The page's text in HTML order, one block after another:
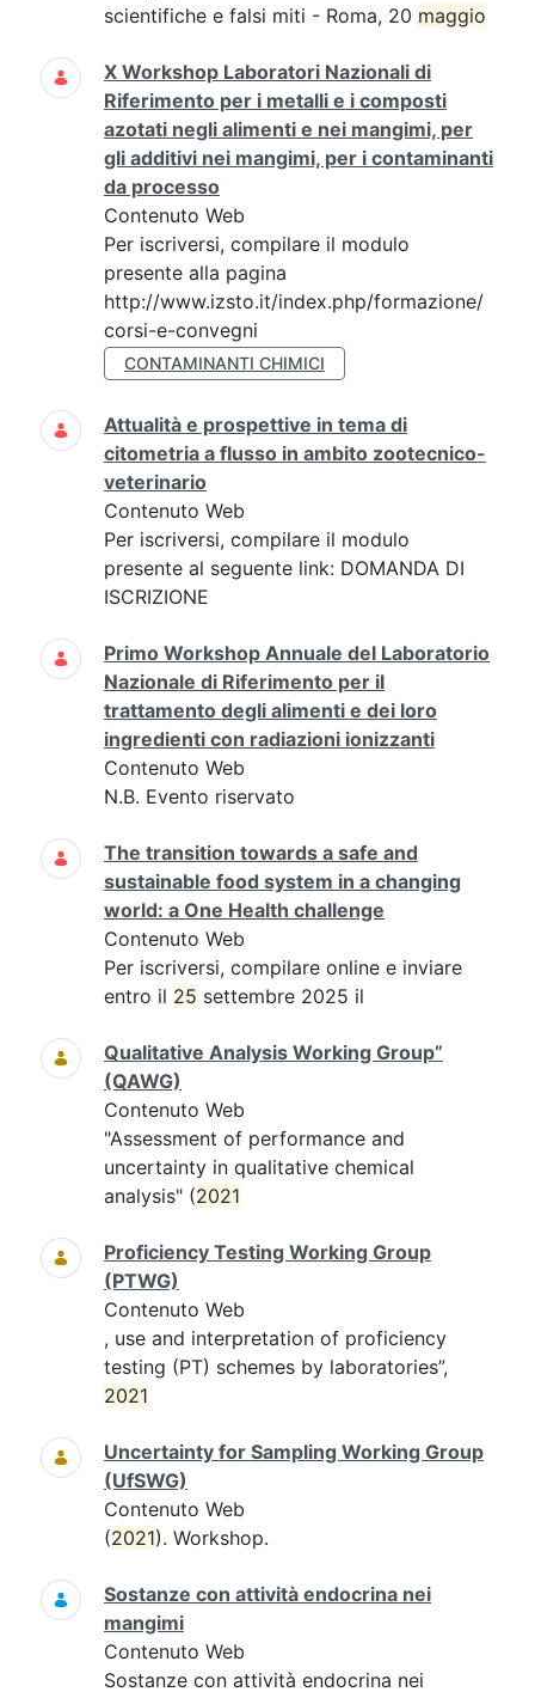
scientifiche e falsi miti - Roma, 20 maggio
X Workshop Laboratori Nazionali di
Riferimento per i metalli e i composti
azotati negli alimenti e nei mangimi, per
gli additivi nei mangimi, per i contaminanti
da processo
Contenuto Web
Per iscriversi, compilare il modulo
presente alla pagina
http://www.izsto.it/index.php/formazione/
corsi-e-convegni
CONTAMINANTI CHIMICI
Attualità e prospettive in tema di
citometria a flusso in ambito zootecnico-
veterinario
Contenuto Web
Per iscriversi, compilare il modulo
presente al seguente link: DOMANDA DI
ISCRIZIONE
Primo Workshop Annuale del Laboratorio
Nazionale di Riferimento per il
trattamento degli alimenti e dei loro
ingredienti con radiazioni ionizzanti
Contenuto Web
N.B. Evento riservato
The transition towards a safe and
sustainable food system in a changing
world: a One Health challenge
Contenuto Web
Per iscriversi, compilare online e inviare
entro il 25 settembre 2025 il
Qualitative Analysis Working Group”
(QAWG)
Contenuto Web
"Assessment of performance and
uncertainty in qualitative chemical
analysis" (2021
Proficiency Testing Working Group
(PTWG)
Contenuto Web
, use and interpretation of proficiency
testing (PT) schemes by laboratories”,
2021
Uncertainty for Sampling Working Group
(UfSWG)
Contenuto Web
(2021). Workshop.
Sostanze con attività endocrina nei
mangimi
Contenuto Web
Sostanze con attività endocrina nei